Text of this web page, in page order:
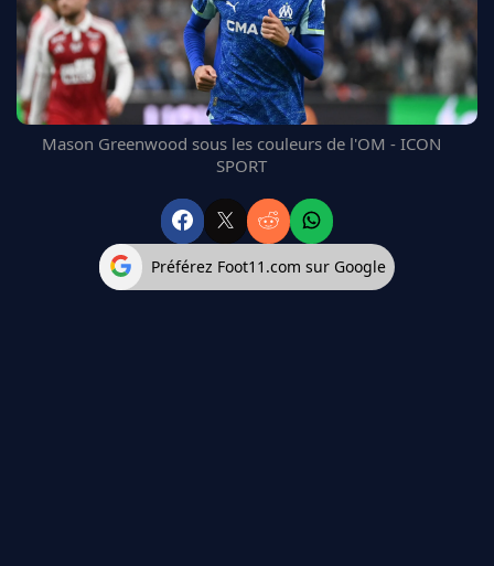
PSG
LIGUE 1
REAL MADRID
FC BARCELONE
MANCHESTER UNITED
CHELSEA
L'AVIS DE LA RÉDAC'
Mason Greenwood sous les couleurs de l'OM - ICON
SPORT
Préférez Foot11.com sur Google